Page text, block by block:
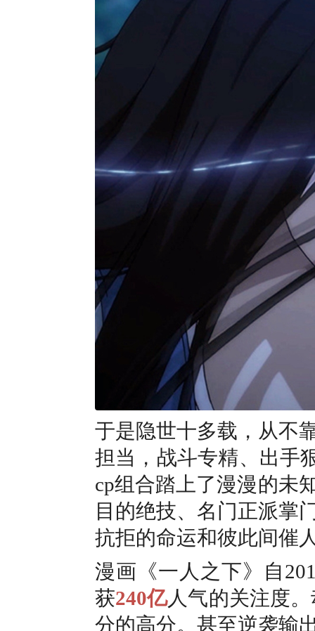
于是隐世十多载，从不
担当，战斗专精、出手
cp组合踏上了漫漫的未
目的绝技、名门正派
抗拒的命运和彼此间催
漫画《一人之下》自
获240亿人气的关注度
分的高分。甚至逆袭输